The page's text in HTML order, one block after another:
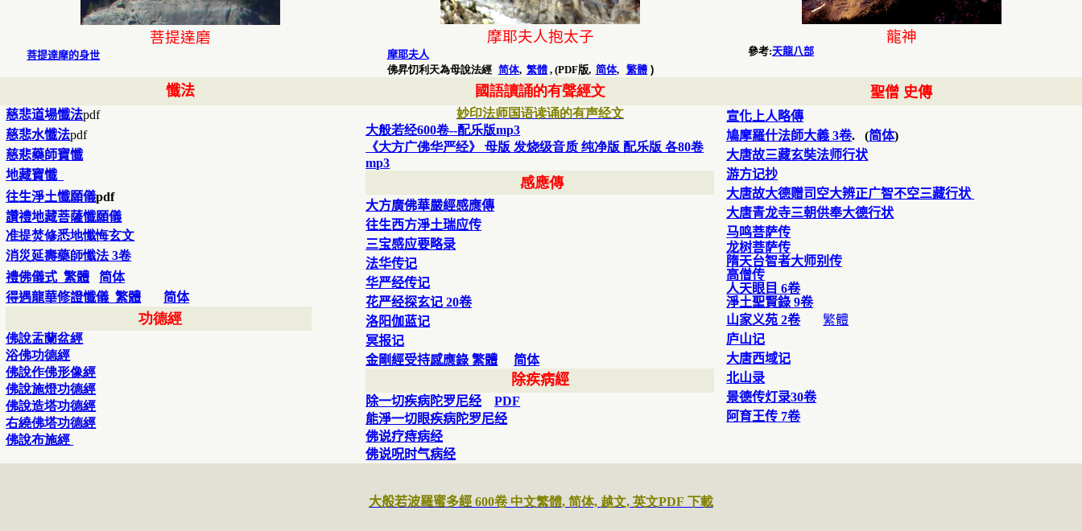
菩提達磨
菩提達摩的身世
摩耶夫人抱太子
摩耶夫人
佛昇忉利天為母說法經 简体, 繁體, (PDF版, 简体, 繁體)
龍神
參考:天龍八部
懺法 國語讀誦的有聲經文 聖僧 史傳
慈悲道場懺法pdf
慈悲水懺法pdf
慈悲藥師寶懺
地藏寶懺
往生淨土懺願儀pdf
讚禮地藏菩薩懺願儀
准提焚修悉地懺悔玄文
消災延壽藥師懺法 3卷
禮佛儀式繁體
简体
得遇龍華修證懺儀繁體 简体
功德經
佛說盂蘭盆經
浴佛功德經
佛說作佛形像經
佛說施燈功德經
佛說造塔功德經
右繞佛塔功德經
佛說布施經
妙印法师国语读诵的有声经文
大般若经600卷--配乐版mp3
《大方广佛华严经》 母版 发烧级音质 纯净版 配乐版 各80卷
mp3
感應傳
大方廣佛華嚴經感應傳
往生西方淨土瑞应传
三宝感应要略录
法华传记
华严经传记
花严经探玄记 20卷
洛阳伽蓝记
冥报记
金剛經受持感應錄繁體 简体
除疾病經
除一切疾病陀罗尼经
PDF
能淨一切眼疾病陀罗尼经
佛说疗痔病经
佛说呪时气病经
宣化上人略傳
鳩摩羅什法師大義 3卷. (简体)
大唐故三藏玄奘法师行状
游方记抄
大唐故大德赠司空大辨正广智不空三藏行状
大唐青龙寺三朝供奉大德行状
马鸣菩萨传
龙树菩萨传
隋天台智者大师别传
高僧传
人天眼目 6卷
淨土聖賢錄 9卷
山家义苑 2卷
繁體
庐山记
大唐西域记
北山录
景德传灯录30卷
阿育王传 7卷
大般若波羅蜜多經 600卷中文繁體, 简体, 越文, 英文PDF 下載